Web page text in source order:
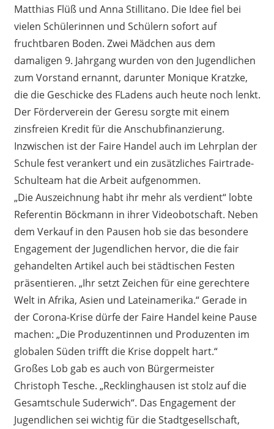
Matthias Flüß und Anna Stillitano. Die Idee fiel bei
vielen Schülerinnen und Schülern sofort auf
fruchtbaren Boden. Zwei Mädchen aus dem
damaligen 9. Jahrgang wurden von den Jugendlichen
zum Vorstand ernannt, darunter Monique Kratzke,
die die Geschicke des FLadens auch heute noch lenkt.
Der Förderverein der Geresu sorgte mit einem
zinsfreien Kredit für die Anschubfinanzierung.
Inzwischen ist der Faire Handel auch im Lehrplan der
Schule fest verankert und ein zusätzliches Fairtrade-
Schulteam hat die Arbeit aufgenommen.
„Die Auszeichnung habt ihr mehr als verdient“ lobte
Referentin Böckmann in ihrer Videobotschaft. Neben
dem Verkauf in den Pausen hob sie das besondere
Engagement der Jugendlichen hervor, die die fair
gehandelten Artikel auch bei städtischen Festen
präsentieren. „Ihr setzt Zeichen für eine gerechtere
Welt in Afrika, Asien und Lateinamerika.“ Gerade in
der Corona-Krise dürfe der Faire Handel keine Pause
machen: „Die Produzentinnen und Produzenten im
globalen Süden trifft die Krise doppelt hart.“
Großes Lob gab es auch von Bürgermeister
Christoph Tesche. „Recklinghausen ist stolz auf die
Gesamtschule Suderwich“. Das Engagement der
Jugendlichen sei wichtig für die Stadtgesellschaft,